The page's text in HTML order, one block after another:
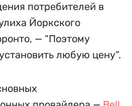
потребителей в
Йоркского
— “Поэтому
любую цену”.